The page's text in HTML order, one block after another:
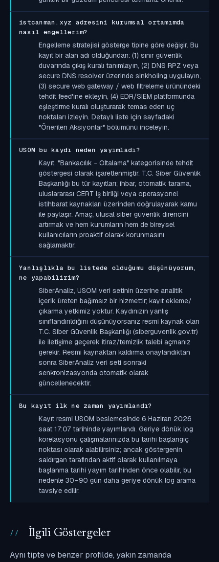
istcanman.xyz adresini kurumsal ortamımda
nasıl engellerim?
Engelleme stratejisi gösterge tipine göre değişir. Bu
kayıt bir alan adı olduğundan: (1) sınır güvenlik
duvarında çıkış kuralı tanımlayın, (2) DNS RPZ veya
secure DNS resolver üzerinde sinkholing uygulayın,
(3) secure web gateway / web filtreleme ürünündeki
tehdit feed'ine ekleyin, (4) EDR/SIEM platformunda
eşleştirme kuralı oluşturarak temas eden uç
noktaları izleyin. Detaylı liste için sayfadaki
"Önerilen Aksiyonlar" bölümünü inceleyin.
USOM bu kaydı neden yayımladı?
Kayıt, "Bankacılık - Oltalama" kategorisinde tehdit
göstergesi olarak işaretlenmiştir. T.C. Siber Güvenlik
Başkanlığı bu tür kayıtları; ihbar, otomatik tarama,
uluslararası CERT iş birliği veya operasyonel
istihbarat kaynakları üzerinden doğrulayarak kamu
ile paylaşır. Amaç, ulusal siber güvenlik direncini
artırmak ve hem kurumların hem de bireysel
kullanıcıların proaktif olarak korunmasını
sağlamaktır.
Yanlışlıkla bu listede olduğumu düşünüyorum,
ne yapabilirim?
SiberAnaliz, USOM veri setinin üzerine analitik
içerik üreten bağımsız bir hizmettir; kayıt ekleme/
çıkarma yetkimiz yoktur. Kaydınızın yanlış
sınıflandırıldığını düşünüyorsanız resmi kaynak olan
T.C. Siber Güvenlik Başkanlığı (siberguvenlik.gov.tr)
ile iletişime geçerek itiraz/temizlik talebi açmanız
gerekir. Resmi kaynaktan kaldırma onaylandıktan
sonra SiberAnaliz veri seti sonraki
senkronizasyonda otomatik olarak
güncellenecektir.
Bu kayıt ilk ne zaman yayımlandı?
Kayıt resmi USOM beslemesinde 6 Haziran 2026
saat 17:07 tarihinde yayımlandı. Geriye dönük log
korelasyonu çalışmalarınızda bu tarihi başlangıç
noktası olarak alabilirsiniz; ancak göstergenin
saldırgan tarafından aktif olarak kullanılmaya
başlanma tarihi yayım tarihinden önce olabilir, bu
nedenle 30–90 gün daha geriye dönük log arama
tavsiye edilir.
İlgili Göstergeler
Aynı tipte ve benzer profilde, yakın zamanda